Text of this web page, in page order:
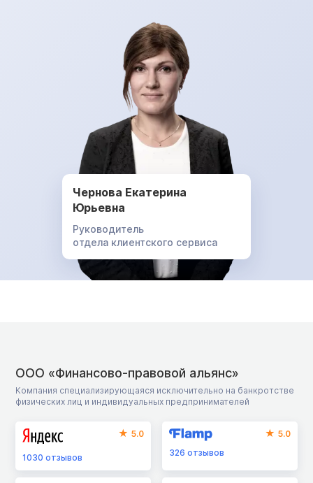
Чернова Екатерина
Юрьевна
Руководитель
отдела клиентского сервиса
ООО «Финансово-правовой альянс»
Компания специализирующаяся исключительно на банкротстве
физических лиц и индивидуальных предпринимателей
5.0
1030 отзывов
5.0
326отзывов